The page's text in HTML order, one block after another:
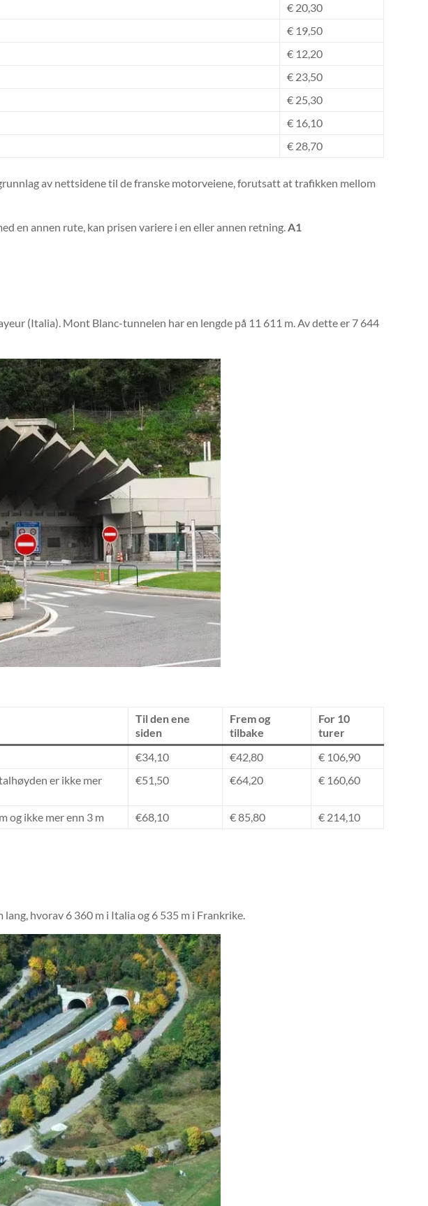
€ 20,30
€ 19,50
€ 12,20
€ 23,50
€ 25,30
€ 16,10
€ 28,70
av nettsidene til de franske motorveiene, forutsatt at trafikken mellom
en annen rute, kan prisen variere i en eller annen retning.A1
(Italia). Mont Blanc-tunnelen har en lengde på 11 611 m. Av dette er 7 644
Til den ene
siden
Frem og
tilbake
For 10
turer
€34,10 €42,80
€ 106,90
er ikke mer
€51,50 €64,20 € 160,60
og ikke mer enn 3 m €68,10 € 85,80 € 214,10
hvorav 6 360 m i Italia og 6 535 m i Frankrike.